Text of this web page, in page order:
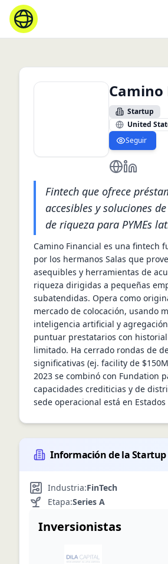
Camino
Startup
United
Seguir
https://
https://
Fintech que ofrece
accesibles y soluciones
de riqueza para PYMEs
Camino Financial es una fintech
por los hermanos Salas que
asequibles y herramientas de
riqueza dirigidas a pequeñas
subatendidas. Opera como
mercado de colocación, usando
inteligencia artificial y
puntuar prestatarios con
limitado. Ha cerrado rondas de
significativas (ej. facility de
2023 se combinó con Fundation
capacidades crediticias y de
sede operacional está en Estados
Información de la Startup
Industria:FinTech
Etapa:Series A
Inversionistas